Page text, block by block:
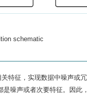
schematic
特征，实现数据中噪声或
是噪声或者次要特征。因此